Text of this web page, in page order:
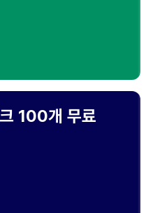
100개 무료